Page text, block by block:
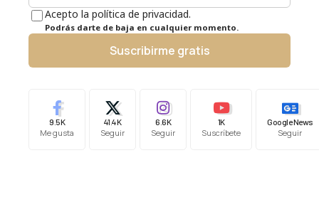
Acepto la política de privacidad.
Podrás darte de baja en cualquier momento.
Suscribirme gratis
9.5K
Me gusta
41.4K
Seguir
6.6K
Seguir
1K
Suscríbete
Google News
Seguir